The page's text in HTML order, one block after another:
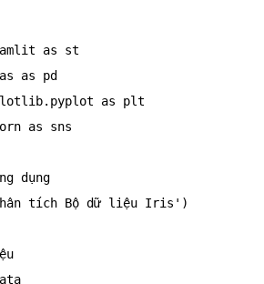
as
as
. pyplot as
as sns
dụng
tích Bộ dữ liệu Iris' )